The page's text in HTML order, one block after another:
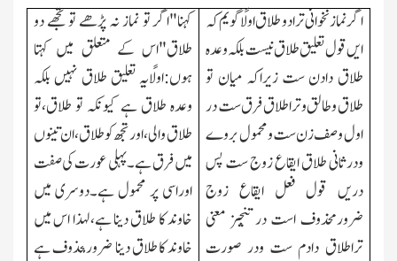
اگر نماز نخوانی ترادو طلاق اولًا گویم کہ
ایں قول تعلیق طلاق نیست بلکہ وعدہ
طلاق دادن ست زیراکہ میان تو
طلاق وطالق وترا طلاق فرق ست در
اول وصف زن ست ومحمول بروے
ودر ثانی طلاق ایقاع زوج ست پس
دریں قول فعل ایقاع زوج
ضرورمحذوف است در تنجیز معنی
تراطلاق دادم ست ودر صورت
کہنا"اگر تو نماز نہ پڑھے تو تجھے دو
طلاق"اس کے متعلق میں کہتا
ہوں:اولًایہ تعلیق طلاق نہیں بلکہ
وعدہ طلاق ہے کیونکہ تو طلاق،تو
طلاق والی،اور تجھ کو طلاق،ان تینوں
میںفرق ہے۔پہلی عورت کی صفت
اوراسی پر محمول ہے۔دوسری میں
خاوند کا طلاق دینا ہے،لہذا اس میں
خاوند کا طلاقدیناضرور محذوف ہے